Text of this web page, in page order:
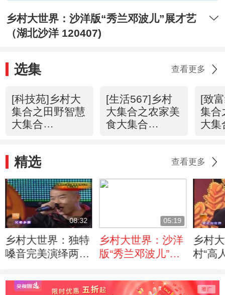
乡村大世界：沙洋版“秀兰邓波儿”展才艺
（湖北沙洋 120407)
选集 查看更多
[科技苑]乡村大
集合之田野智慧
大集合
[生活567]乡村
大集合之农家美
食大集合
[致
集合
大集
精选 查看更多
08:32
乡村大世界：独特
嗓音完美演绎两种
乡村4 120331）
05:19
乡村大世界：沙洋
版“秀兰邓波儿”展
120407)
乡村
村“高
村